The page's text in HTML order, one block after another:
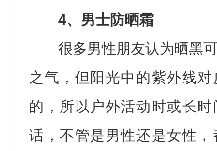
4、男士防晒霜
很多男性朋友认为晒黑
之气，但阳光中的紫外线
的，所以户外活动时或长
话，不管是男性还是女性